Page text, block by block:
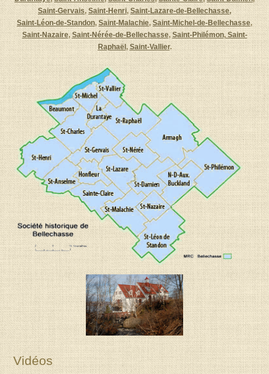
Saint-Gervais, Saint-Henri, Saint-Lazare-de-Bellechasse,
Saint-Léon-de-Standon, Saint-Malachie, Saint-Michel-de-Bellechasse,
Saint-Nazaire,Saint-Nérée-de-Bellechasse,Saint-Philémon,Saint-
Raphaël , Saint-Vallier.
Vidéos